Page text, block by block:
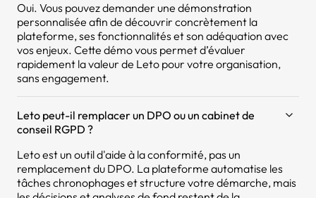
Oui. Vous pouvez demander une démonstration
personnalisée afin de découvrir concrètement la
plateforme, ses fonctionnalités et son adéquation avec
vos enjeux. Cette démo vous permet d’évaluer
rapidement la valeur de Leto pour votre organisation,
sans engagement.
Leto peut-il remplacer un DPO ou un cabinet de
conseil RGPD ?
Leto est un outil d'aide à la conformité, pas un
remplacement du DPO. La plateforme automatise les
tâches chronophages et structure votre démarche, mais